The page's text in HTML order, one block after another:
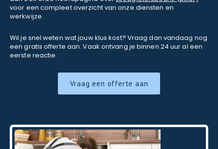
voor een compleet overzicht van onze diensten en
werkwijze.
Wil je snel weten wat jouw klus kost? Vraag dan vandaag nog
een gratis offerte aan. Vaak ontvang je binnen 24 uur al een
eerste reactie.
Vraag een offerte aan